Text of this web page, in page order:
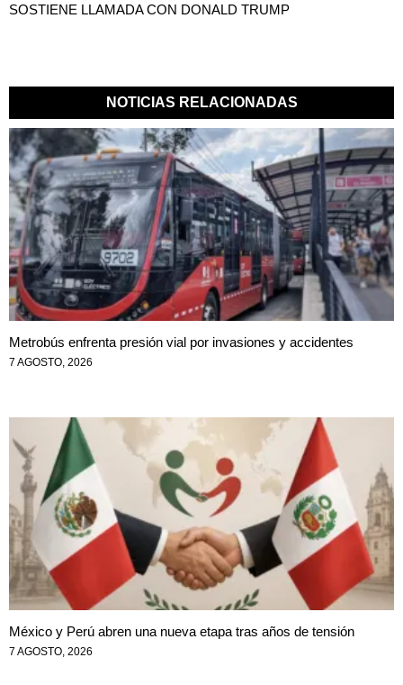
SOSTIENE LLAMADA CON DONALD TRUMP
NOTICIAS RELACIONADAS
Metrobús enfrenta presión vial por invasiones y accidentes
7 AGOSTO, 2026
México y Perú abren una nueva etapa tras años de tensión
7 AGOSTO, 2026